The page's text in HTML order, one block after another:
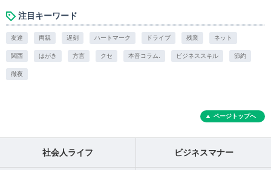
注目キーワード
友達 両親 遅刻 ハートマーク ドライブ 残業 ネット
関西 はがき 方言 クセ 本音コラム. ビジネススキル 節約
徹夜
ページトップへ
社会人ライフ ビジネスマナー